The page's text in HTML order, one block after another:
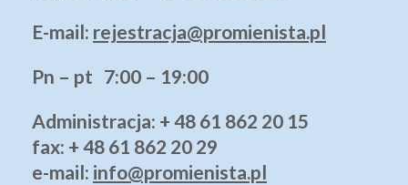
E-mail: rejestracja@promienista.pl
Pn – pt 7:00 – 19:00
Administracja: + 48 61 862 20 15
fax: + 48 61 862 20 29
e-mail: info@promienista.pl